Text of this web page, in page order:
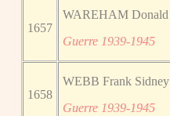
1657
WAREHAM Donald
Guerre 1939-1945
1658
WEBB Frank Sidney
Guerre 1939-1945